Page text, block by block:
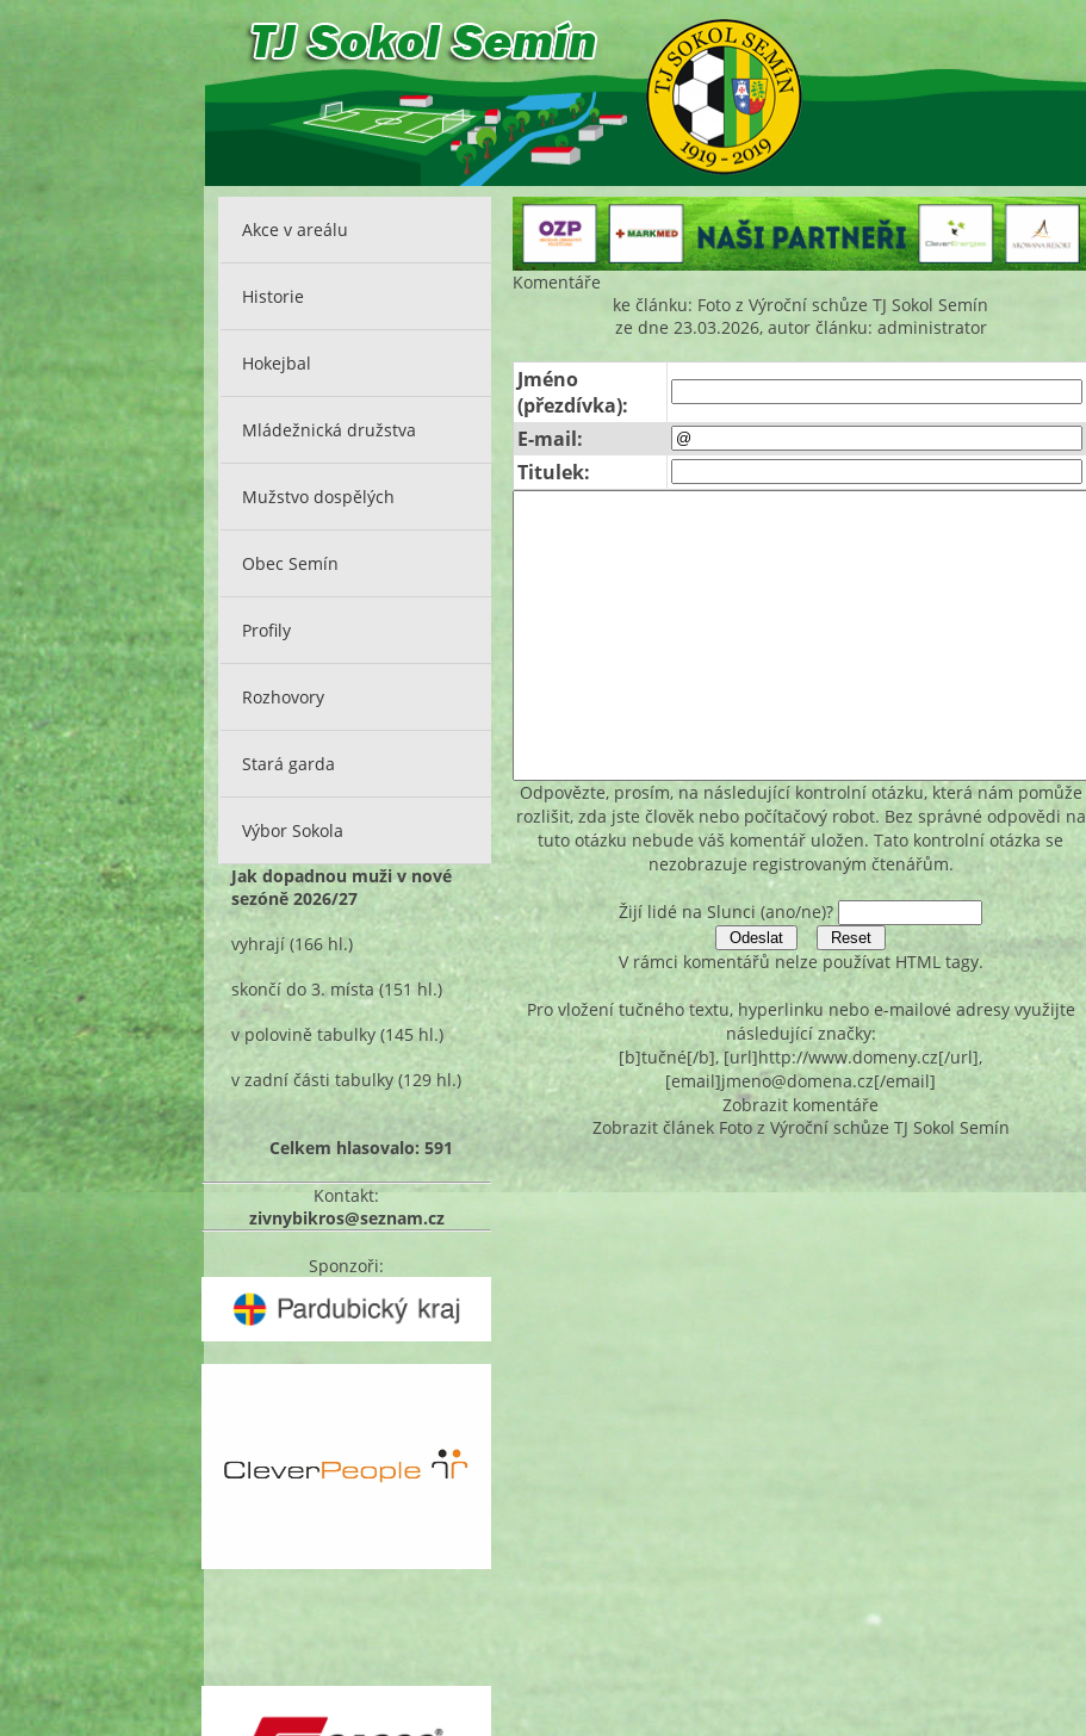
Akce v areálu
Historie
Hokejbal
Mládežnická družstva
Mužstvo dospělých
Obec Semín
Profily
Rozhovory
Stará garda
Výbor Sokola
Jak dopadnou muži v nové
sezóně 2026/27
vyhrají (166 hl.)
skončí do 3. místa(151 hl.)
v polovině tabulky (145 hl.)
v zadní části tabulky (129 hl.)
Celkem hlasovalo: 591
Kontakt:
zivnybikros@seznam.cz
Sponzoři:
Komentáře
ke článku: Foto z Výroční schůze TJ Sokol Semín
ze dne 23.03.2026, autor článku: administrator
Jméno
(přezdívka):
E-mail:
Titulek:
Odpovězte, prosím, na následující kontrolní otázku, která nám pomůže
rozlišit, zda jste člověk nebo počítačový robot. Bez správné odpovědi na
tuto otázku nebude váš komentář uložen. Tato kontrolní otázka se
nezobrazuje registrovaným čtenářům.
Žijí lidé na Slunci (ano/ne)?
V rámci komentářů nelze používat HTML tagy.
Pro vložení tučného textu, hyperlinku nebo e-mailové adresy využijte
následující značky:
[b]tučné[/b], [url]http://www.domeny.cz[/url],
[email]jmeno@domena.cz[/email]
Zobrazit komentáře
Zobrazit článek Foto z Výroční schůze TJ Sokol Semín